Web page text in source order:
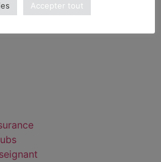
SBBE
Accepter tout